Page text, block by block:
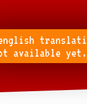
available yet.